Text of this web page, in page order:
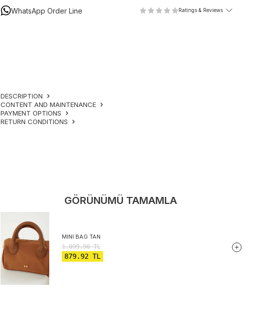
WhatsApp Order Line Ratings & Reviews
DESCRIPTION
CONTENT AND MAINTENANCE
PAYMENT OPTIONS
RETURN CONDITIONS
GÖRÜNÜMÜ TAMAMLA
MINI BAG TAN
1,099.90TL
879.92TL